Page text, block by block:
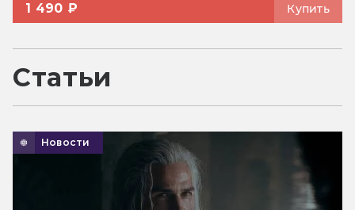
1 490 ₽ Купить
Статьи
Новости